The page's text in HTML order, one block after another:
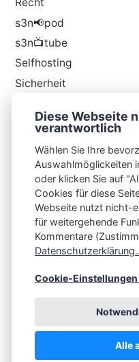
Recht
s3n📢pod
s3n📺tube
Selfhosting
Sicherheit
Thunderbird
Integrating Open-
Impressum
Kontakt
💪by
Diese Webseite
verantwortlich
Wählen Sie Ihre
Auswahlmöglickeiten
oder klicken Sie auf
Cookies für diese
Webseite nutzt nicht-
für weitergehende
Kommentare
Cookie-
Alle